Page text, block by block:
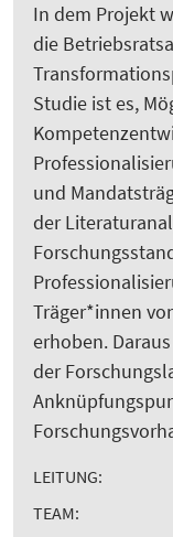
In dem Projekt
die
Studie ist es,
und
der
Träger*innen
erhoben.
der
LEITUNG:
TEAM: